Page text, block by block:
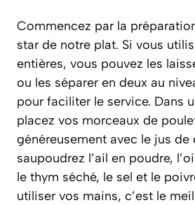
Commencez par la
star de notre plat. Si vous
entières, vous pouvez les
ou les séparer en deux au
pour faciliter le service. Dans
placez vos morceaux de
généreusement avec le jus
saupoudrez l’ail en poudre,
le thym séché, le sel et le
utiliser vos mains, c’est le